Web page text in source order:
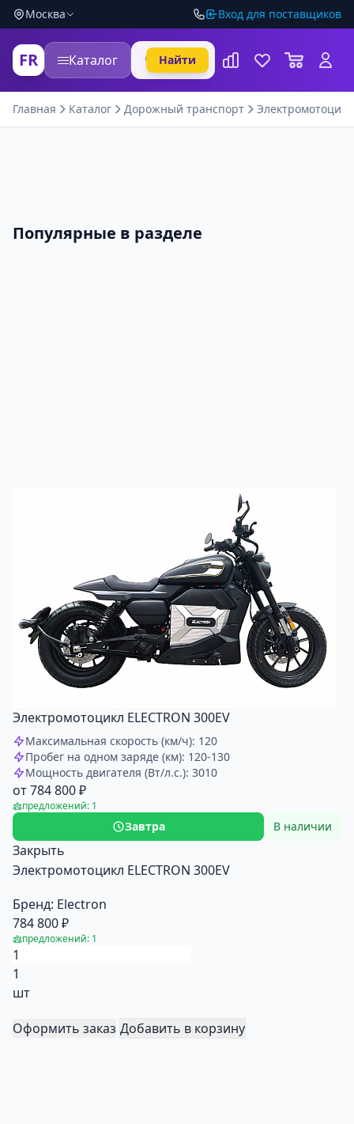
Москва Вход для поставщиков
FR Каталог Найти
Главная Каталог Дорожный транспорт
Популярные в разделе
Электромотоцикл ELECTRON 300EV
Максимальная скорость (км/ч): 120
Пробег на одном заряде (км): 120-130
Мощность двигателя (Вт/л.с.): 3010
от 784 800 ₽
предложений: 1
Завтра В наличии
Закрыть
Электромотоцикл ELECTRON 300EV
Бренд: Electron
784 800 ₽
предложений: 1
1
шт
Оформить заказ Добавить в корзину